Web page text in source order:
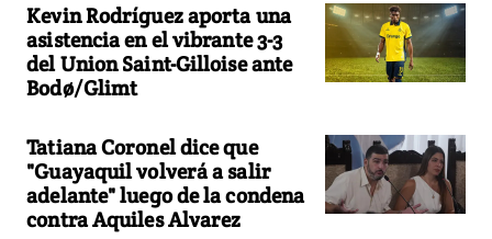
Kevin Rodríguez aporta una
asistencia en el vibrante 3-3
del Union Saint-Gilloise ante
Bodø/Glimt
Tatiana Coronel dice que
"Guayaquil volverá a salir
adelante" luego de la condena
contra Aquiles Alvarez